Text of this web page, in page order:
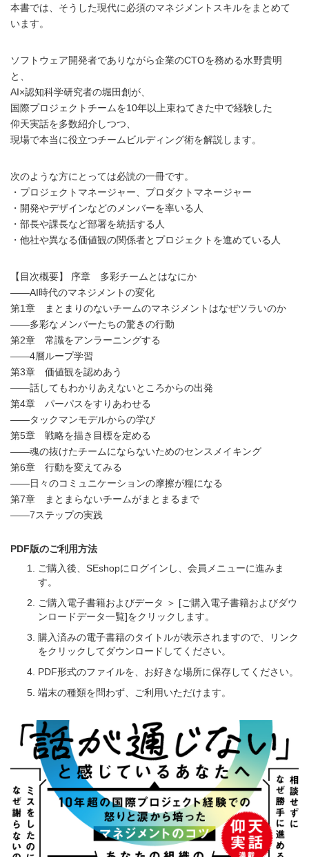
本書では、そうした現代に必須のマネジメントスキルをまとめて
います。
ソフトウェア開発者でありながら企業のCTOを務める水野貴明
と、
AI×認知科学研究者の堀田創が、
国際プロジェクトチームを10年以上束ねてきた中で経験した
仰天実話を多数紹介しつつ、
現場で本当に役立つチームビルディング術を解説します。
次のような方にとっては必読の一冊です。
・プロジェクトマネージャー、プロダクトマネージャー
・開発やデザインなどのメンバーを率いる人
・部長や課長など部署を統括する人
・他社や異なる価値観の関係者とプロジェクトを進めている人
【目次概要】 序章 多彩チームとはなにか
――AI時代のマネジメントの変化
第1章 まとまりのないチームのマネジメントはなぜツラいのか
――多彩なメンバーたちの驚きの行動
第2章 常識をアンラーニングする
――4層ループ学習
第3章 価値観を認めあう
――話してもわかりあえないところからの出発
第4章 パーパスをすりあわせる
――タックマンモデルからの学び
第5章 戦略を描き目標を定める
――魂の抜けたチームにならないためのセンスメイキング
第6章 行動を変えてみる
――日々のコミュニケーションの摩擦が糧になる
第7章 まとまらないチームがまとまるまで
――7ステップの実践
PDF版のご利用方法
ご購入後、SEshopにログインし、会員メニューに進みま
す。
ご購入電子書籍およびデータ ＞ [ご購入電子書籍およびダウ
ンロードデータ一覧]をクリックします。
購入済みの電子書籍のタイトルが表示されますので、リンク
をクリックしてダウンロードしてください。
PDF形式のファイルを、お好きな場所に保存してください。
端末の種類を問わず、ご利用いただけます。